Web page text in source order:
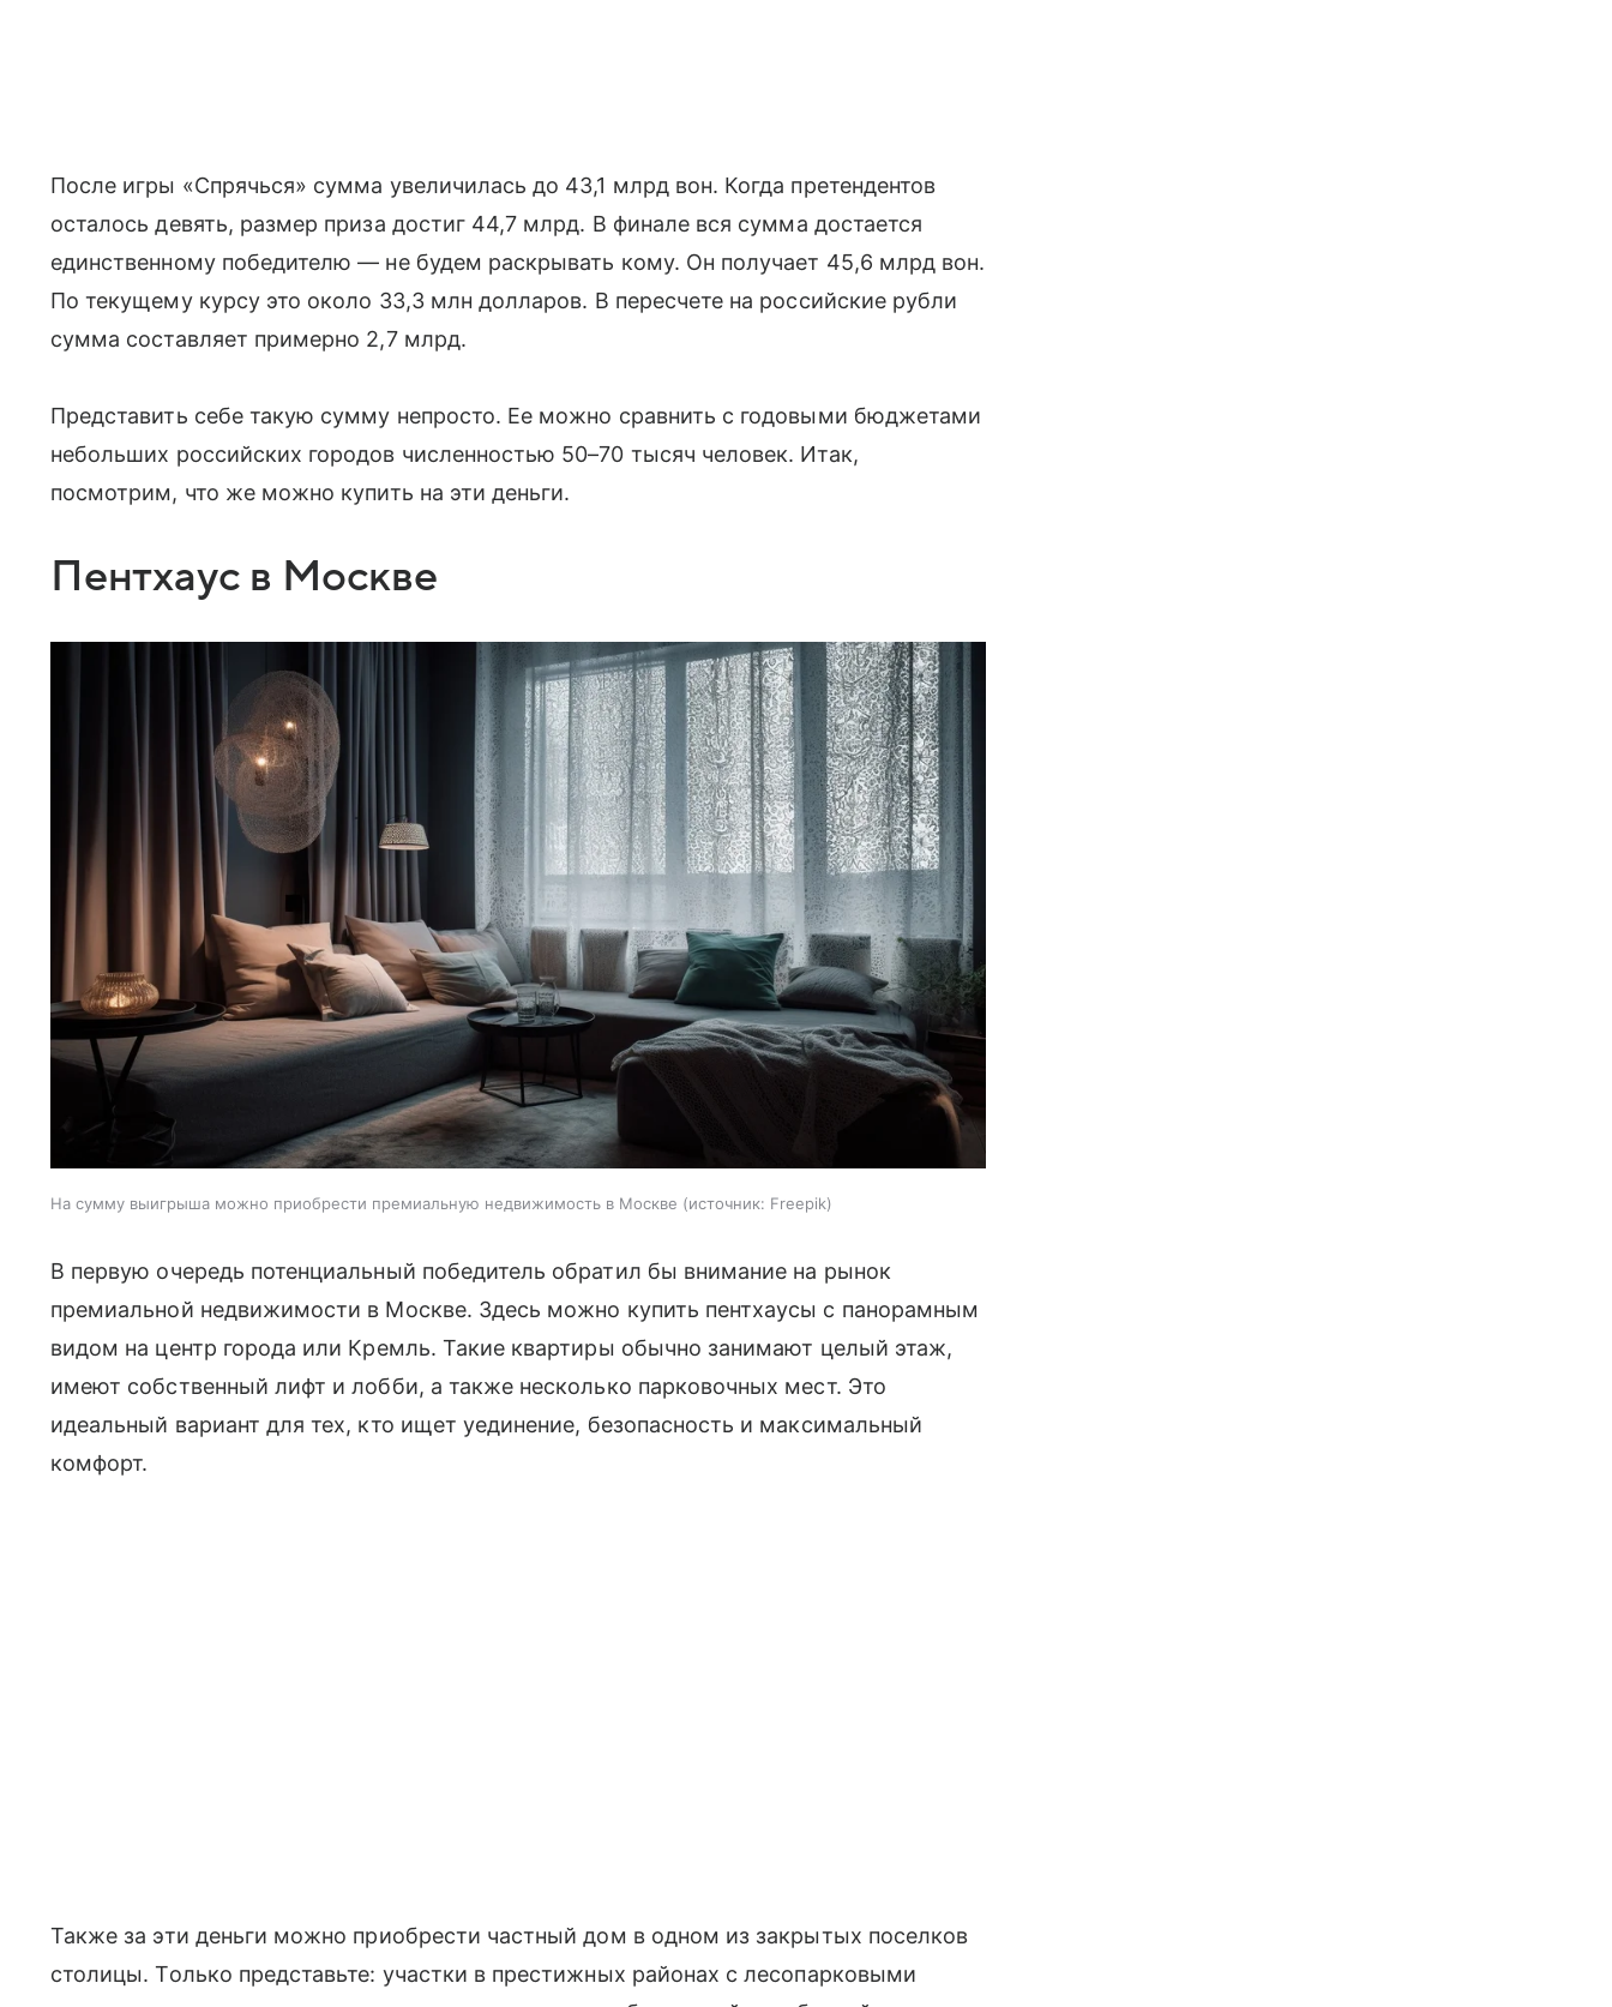
После игры «Спрячься» сумма увеличилась до 43,1 млрд вон. Когда претендентов
осталось девять, размер приза достиг 44,7 млрд. В финале вся сумма достается
единственному победителю — не будем раскрывать кому. Он получает 45,6 млрд вон.
По текущему курсу это около 33,3 млн долларов. В пересчете на российские рубли
сумма составляет примерно 2,7 млрд.
Представить себе такую сумму непросто. Ее можно сравнить с годовыми бюджетами
небольших российских городов численностью 50–70 тысяч человек. Итак,
посмотрим, что же можно купить на эти деньги.
Пентхаус в Москве
На сумму выигрыша можно приобрести премиальную недвижимость в Москве источник: Freepik
В первую очередь потенциальный победитель обратил бы внимание на рынок
премиальной недвижимости в Москве. Здесь можно купить пентхаусы с панорамным
видом на центр города или Кремль. Такие квартиры обычно занимают целый этаж,
имеют собственный лифт и лобби, а также несколько парковочных мест. Это
идеальный вариант для тех, кто ищет уединение, безопасность и максимальный
комфорт.
Также за эти деньги можно приобрести частный дом в одном из закрытых поселков
столицы. Только представьте: участки в престижных районах с лесопарковыми